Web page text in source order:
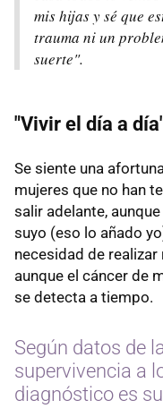
mis hijas y sé que
trauma ni un
suerte".
"Vivir el día a
Se siente una
mujeres que no han
salir adelante,
suyo (eso lo añado
necesidad de
aunque el cáncer de
se detecta a tiempo.
Según datos de
supervivencia a
diagnóstico es